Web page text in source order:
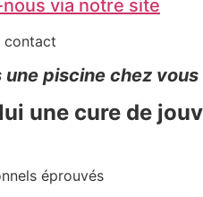
via notre site
contact
piscine chez
une cure de
éprouvés